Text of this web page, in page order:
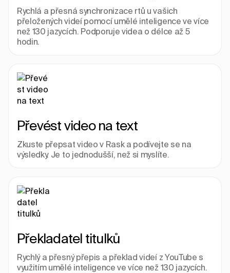
Rychlá a přesná synchronizace rtů u vašich
přeložených videí pomocí umělé inteligence ve více
než 130 jazycích. Podporuje videa o délce až 5
hodin.
Převést video na text
Zkuste přepsat video v Rask a podívejte se na
výsledky. Je to jednodušší, než si myslíte.
Překladatel titulků
Rychlý a přesný přepis a překlad videí z YouTube s
využitím umělé inteligence ve více než 130 jazycích.